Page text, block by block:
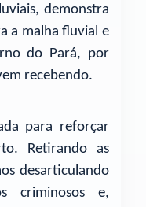
demonstra
a malha fluvial e
do Pará, por
recebendo.
para reforçar
Retirando as
desarticulando
criminosos e,